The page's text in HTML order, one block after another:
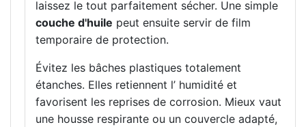
laissez le tout parfaitement sécher. Une simple
couche d'huile peut ensuite servir de film
temporaire de protection.
Évitez les bâches plastiques totalement
étanches. Elles retiennent l’ humidité et
favorisent les reprises de corrosion. Mieux vaut
une housse respirante ou un couvercle adapté,